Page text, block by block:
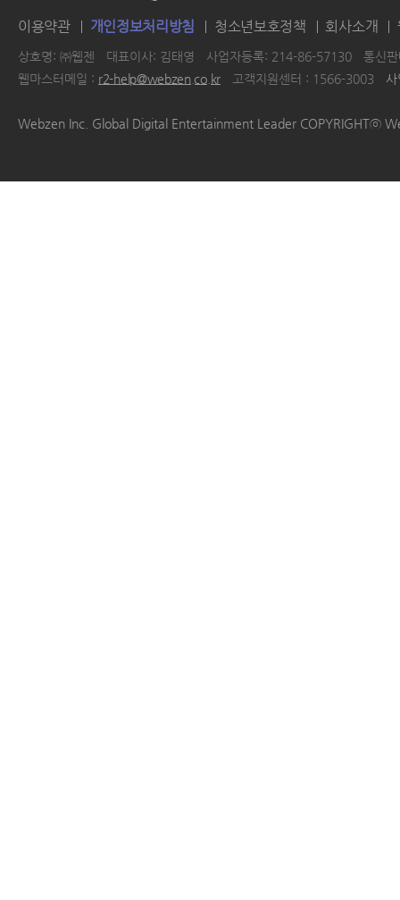
이용약관 개인정보처리방침 청소년보호정책 회사소개
상호명: ㈜웹젠 대표이사: 김태영 사업자등록: 214-86-57130
통신
웹마스터메일 : r2-help@webzen.co.kr 고객지원센터 : 1566-3003
Webzen Inc. Global Digital Entertainment Leader COPYRIGHTⓒ